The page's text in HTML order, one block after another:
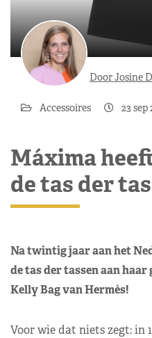
Door Josine
Accessoires 23 sep
Máxima
de tas der
Na twintig jaar aan het
de tas der tassen aan haar
Kelly Bag van Hermès!
Voor wie dat niets zegt: in